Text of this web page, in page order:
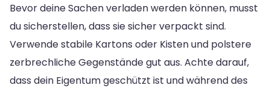
Bevor deine Sachen verladen werden können, musst
du sicherstellen, dass sie sicher verpackt sind.
Verwende stabile Kartons oder Kisten und polstere
zerbrechliche Gegenstände gut aus. Achte darauf,
dass dein Eigentum geschützt ist und während des